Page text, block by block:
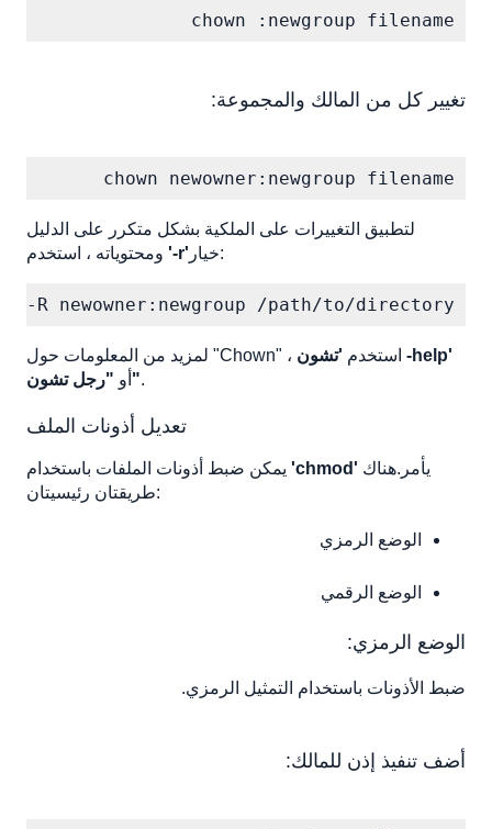
chown :newgroup filename
تغيير كل من المالك والمجموعة:
chown newowner:newgroup filename
لتطبيق التغييرات على الملكية بشكل متكرر على الدليل
ومحتوياته ، استخدم '-r' خيار:
-R newowner:newgroup /path/to/directory
لمزيد من المعلومات حول "Chown" ، استخدم 'تشون -help'
أو "رجل تشون".
تعديل أذونات الملف
يمكن ضبط أذونات الملفات باستخدام 'chmod' يأمر.هناك
طريقتان رئيسيتان:
الوضع الرمزي
الوضع الرقمي
الوضع الرمزي:
ضبط الأذونات باستخدام التمثيل الرمزي.
أضف تنفيذ إذن للمالك: